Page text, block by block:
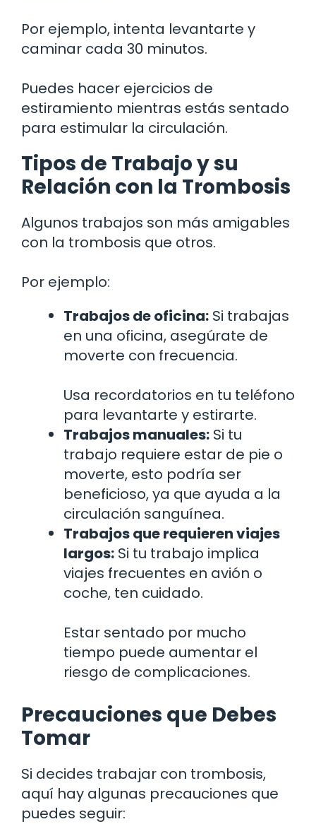
Por ejemplo, intenta levantarte y
caminar cada 30 minutos.
Puedes hacer ejercicios de
estiramiento mientras estás sentado
para estimular la circulación.
Tipos de Trabajo y su
Relación con la Trombosis
Algunos trabajos son más amigables
con la trombosis que otros.
Por ejemplo:
Trabajos de oficina: Si trabajas
en una oficina, asegúrate de
moverte con frecuencia.
Usa recordatorios en tu teléfono
para levantarte y estirarte.
Trabajos manuales: Si tu
trabajo requiere estar de pie o
moverte, esto podría ser
beneficioso, ya que ayuda a la
circulación sanguínea.
Trabajos que requieren viajes
largos: Si tu trabajo implica
viajes frecuentes en avión o
coche, ten cuidado.
Estar sentado por mucho
tiempo puede aumentar el
riesgo de complicaciones.
Precauciones que Debes
Tomar
Si decides trabajar con trombosis,
aquí hay algunas precauciones que
puedes seguir: